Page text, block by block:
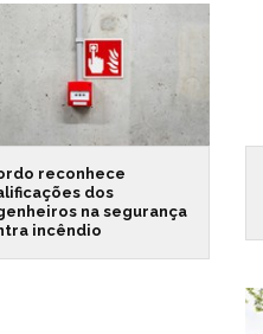
reconhece
dos
na segurança
incêndio